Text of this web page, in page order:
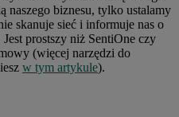
naszego biznesu, tylko ustalamy
skanuje sieć i informuje nas o
prostszy niż SentiOne czy
(więcej narzędzi do
w tym artykule).